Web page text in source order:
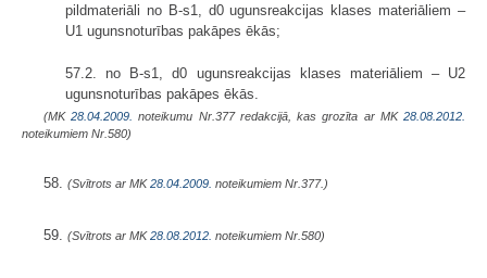
pildmateriāli no B-s1, d0 ugunsreakcijas klases materiāliem –
U1 ugunsnoturības pakāpes ēkās;
57.2. no B-s1, d0 ugunsreakcijas klases materiāliem – U2
ugunsnoturības pakāpes ēkās.
(MK28.04.2009. noteikumu Nr.377 redakcijā, kas grozīta ar MK28.08.2012.
noteikumiem Nr.580)
58. (Svītrots ar MK28.04.2009. noteikumiem Nr.377.)
59. (Svītrots ar MK28.08.2012. noteikumiem Nr.580)